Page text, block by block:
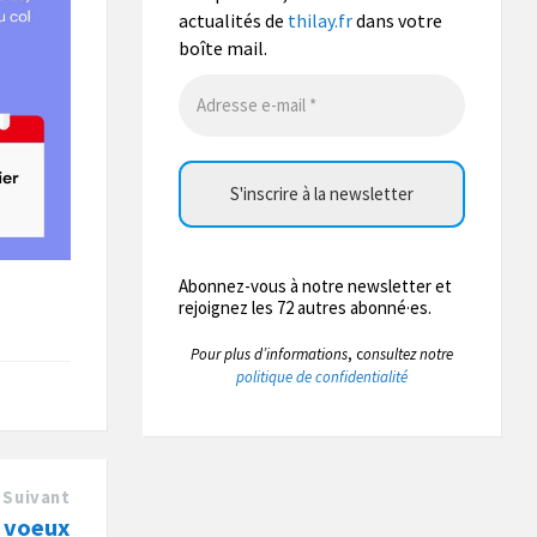
Suivant
Lire la suite
Photo
1 semaine
2 semaines
La commune de Thilay
2 semaines
Nous sommes conscients
actualités de thilay.frdans votre
boîte mail.
Abonnez-vous à notre newsletter et
rejoignez les 72 autres abonné·es.
Pour plus d’informations, consultez notre
politique de confidentialité